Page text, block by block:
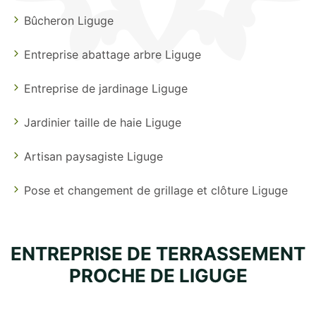
Bûcheron Liguge
Entreprise abattage arbre Liguge
Entreprise de jardinage Liguge
Jardinier taille de haie Liguge
Artisan paysagiste Liguge
Pose et changement de grillage et clôture Liguge
ENTREPRISE DE TERRASSEMENT
PROCHE DE LIGUGE